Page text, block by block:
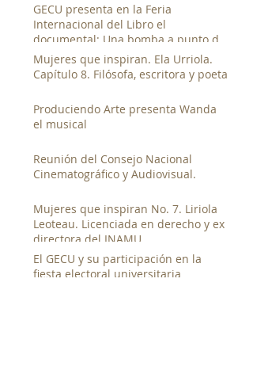
GECU presenta en la Feria
Internacional del Libro el
documental: Una bomba a punto de
estallar de Luis Franco.
Mujeres que inspiran. Ela Urriola.
Capítulo 8. Filósofa, escritora y poeta
Produciendo Arte presenta Wanda
el musical
Reunión del Consejo Nacional
Cinematográfico y Audiovisual.
Mujeres que inspiran No. 7. Liriola
Leoteau. Licenciada en derecho y ex
directora del INAMU
El GECU y su participación en la
fiesta electoral universitaria